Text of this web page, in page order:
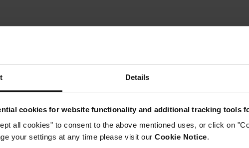
Details
cookies for website functionality and additional tracking tools
all cookies" to consent to the above mentioned uses, or click on
your settings at any time please visit our Cookie Notice.